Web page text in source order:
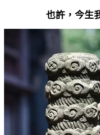
也許，今生